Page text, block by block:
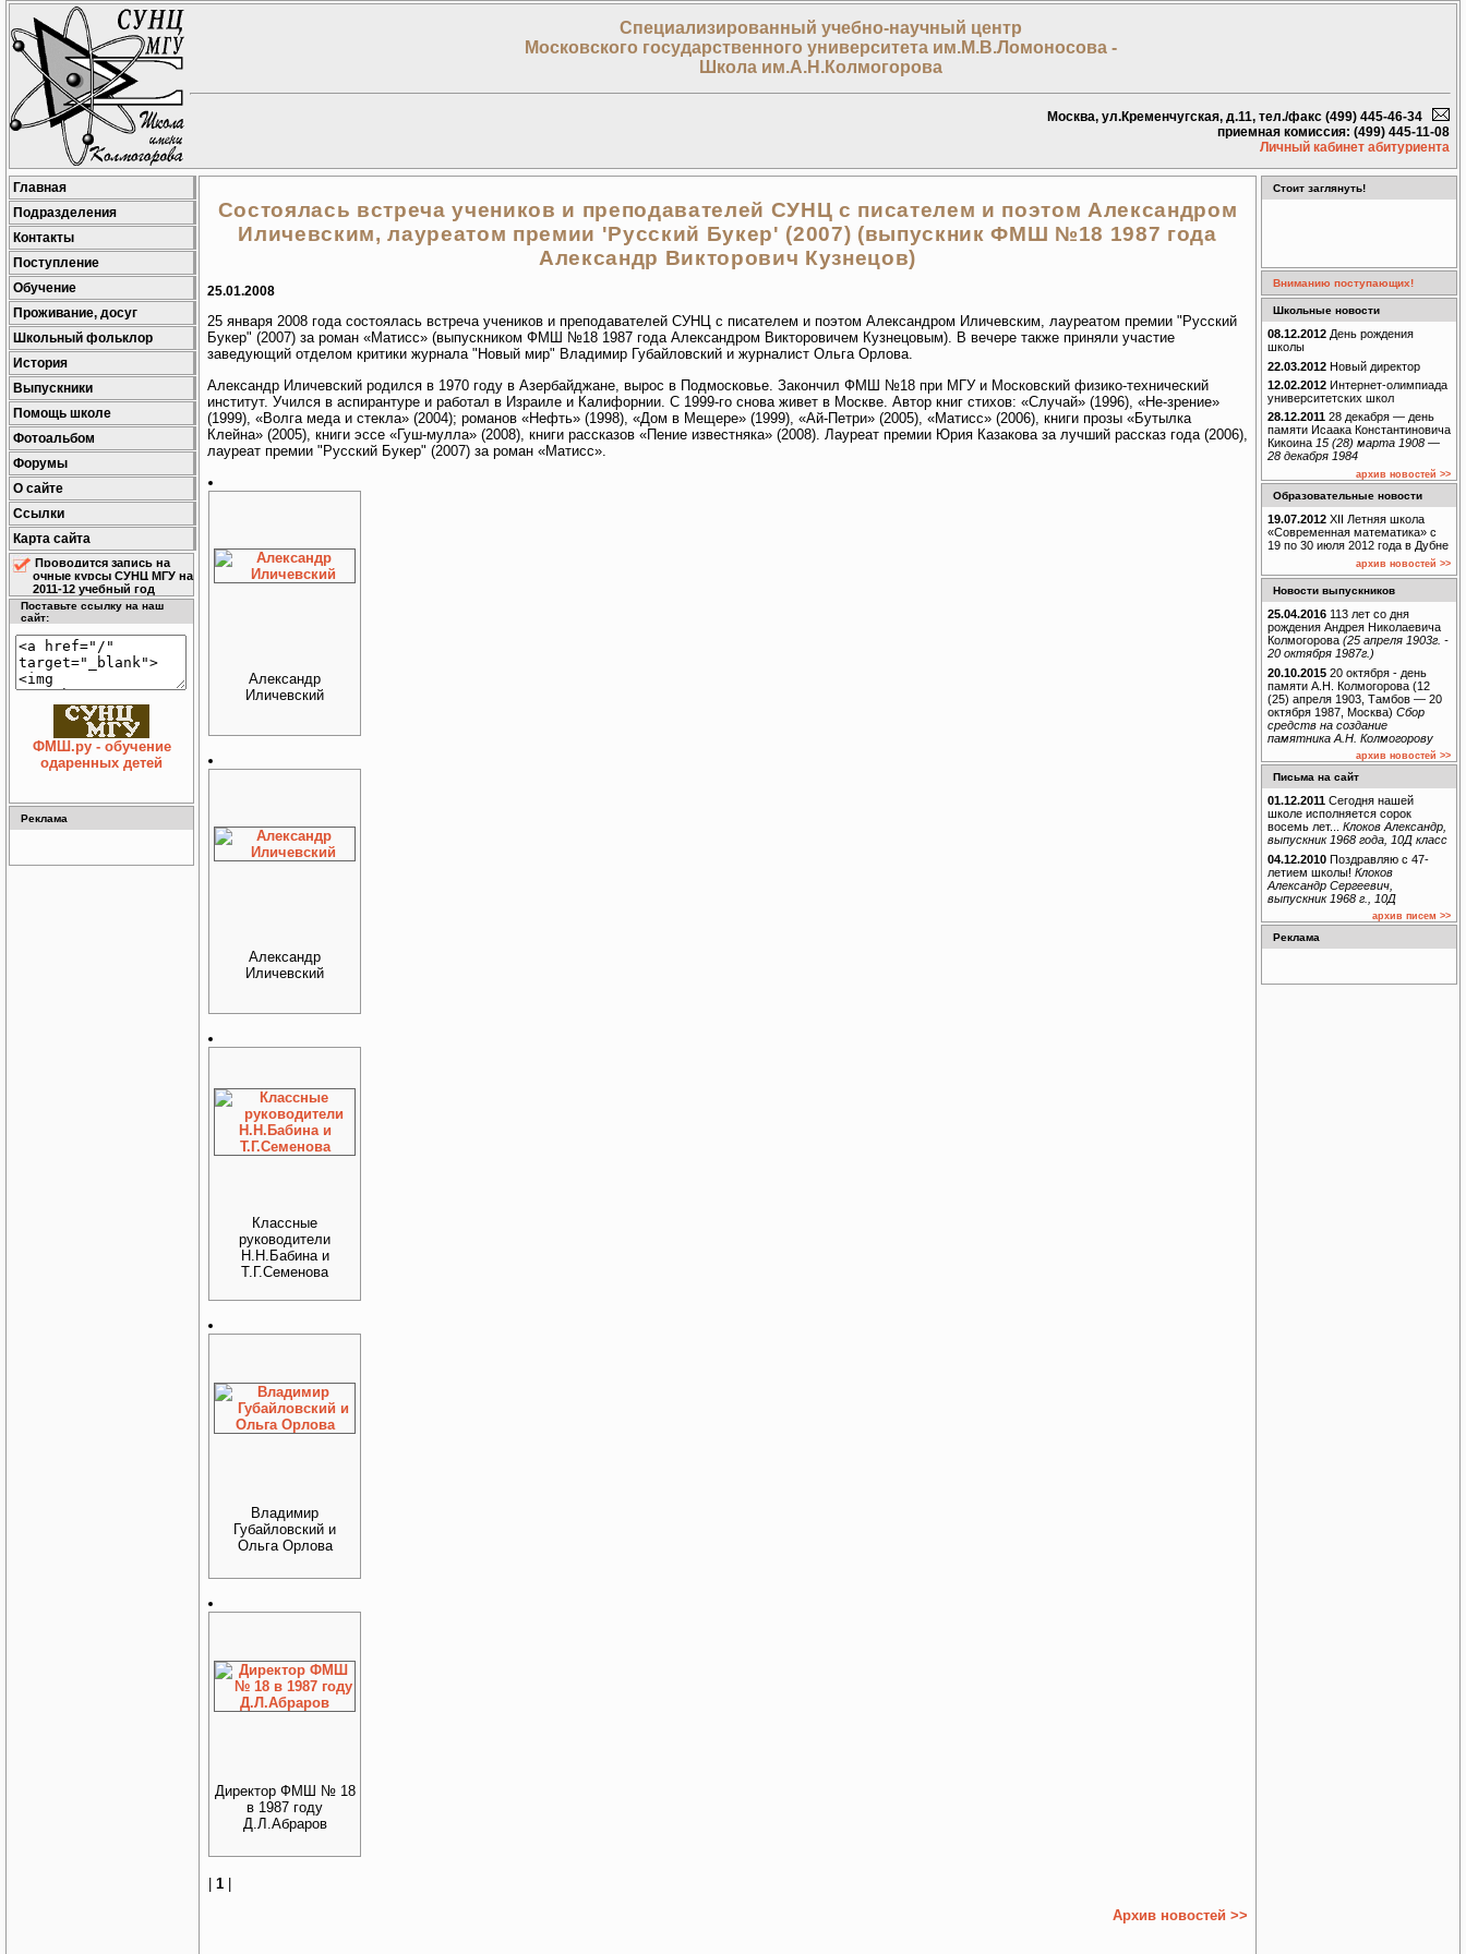
Специализированный учебно-научный центр
Московского государственного университета им.М.В.Ломоносова -
Школа им.А.Н.Колмогорова
Москва, ул.Кременчугская, д.11, тел./факс (499) 445-46-34
приемная комиссия: (499) 445-11-08
Личный кабинет абитуриента
Главная
Подразделения
Контакты
Поступление
Обучение
Проживание, досуг
Школьный фольклор
История
Выпускники
Помощь школе
Фотоальбом
Форумы
О сайте
Ссылки
Карта сайта
Проводится запись на
очные курсы СУНЦ МГУ на
2011-12 учебный год
Поставьте ссылку на наш
сайт:
ФМШ.ру - обучение
одаренных детей
Реклама
Состоялась встреча учеников и преподавателей СУНЦ с писателем и поэтом Александром
Иличевским, лауреатом премии 'Русский Букер' (2007) (выпускник ФМШ №18 1987 года
Александр Викторович Кузнецов)
25.01.2008
25 января 2008 года состоялась встреча учеников и преподавателей СУНЦ с писателем и поэтом Александром Иличевским, лауреатом премии "Русский
Букер" (2007) за роман «Матисс» (выпускником ФМШ №18 1987 года Александром Викторовичем Кузнецовым). В вечере также приняли участие
заведующий отделом критики журнала "Новый мир" Владимир Губайловский и журналист Ольга Орлова.
Александр Иличевский родился в 1970 году в Азербайджане, вырос в Подмосковье. Закончил ФМШ №18 при МГУ и Московский физико-технический
институт. Учился в аспирантуре и работал в Израиле и Калифорнии. С 1999-го снова живет в Москве. Автор книг стихов: «Случай» (1996), «Не-зрение»
(1999), «Волга меда и стекла» (2004); романов «Нефть» (1998), «Дом в Мещере» (1999), «Ай-Петри» (2005), «Матисс» (2006), книги прозы «Бутылка
Клейна» (2005), книги эссе «Гуш-мулла» (2008), книги рассказов «Пение известняка» (2008). Лауреат премии Юрия Казакова за лучший рассказ года (2006),
лауреат премии "Русский Букер" (2007) за роман «Матисс».
Александр
Иличевский
Александр
Иличевский
Классные
руководители
Н.Н.Бабина и
Т.Г.Семенова
Владимир
Губайловский и
Ольга Орлова
Директор ФМШ № 18
в 1987 году
Д.Л.Абраров
1
Архив новостей >>
Стоит заглянуть!
Вниманию поступающих!
Школьные новости
08.12.2012 День рождения
школы
22.03.2012 Новый директор
12.02.2012 Интернет-олимпиада
университетских школ
28.12.2011 28 декабря — день
памяти Исаака Константиновича
Кикоина 15 (28) марта 1908 —
28 декабря 1984
архив новостей >>
Образовательные новости
19.07.2012 XII Летняя школа
«Современная математика» с
19 по 30 июля 2012 года в Дубне
архив новостей >>
Новости выпускников
25.04.2016 113 лет со дня
рождения Андрея Николаевича
Колмогорова (25 апреля 1903г. -
20 октября 1987г.)
20.10.2015 20 октября - день
памяти А.Н. Колмогорова (12
(25) апреля 1903, Тамбов — 20
октября 1987, Москва) Сбор
средств на создание
памятника А.Н. Колмогорову
архив новостей >>
Письма на сайт
01.12.2011 Сегодня нашей
школе исполняется сорок
восемь лет... Клоков Александр,
выпускник 1968 года, 10Д класс
04.12.2010 Поздравляю с 47-
летием школы! Клоков
Александр Сергеевич,
выпускник 1968 г., 10Д
архив писем >>
Реклама